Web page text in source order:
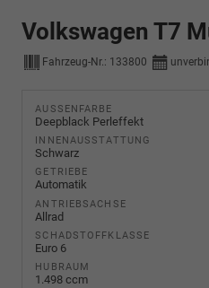
Volkswagen T7
Fahrzeug-Nr.: 133800
AUSSENFARBE
Deepblack Perleffekt
INNENAUSSTATTUNG
Schwarz
GETRIEBE
Automatik
ANTRIEBSACHSE
Allrad
SCHADSTOFFKLASSE
Euro 6
HUBRAUM
1.498 ccm